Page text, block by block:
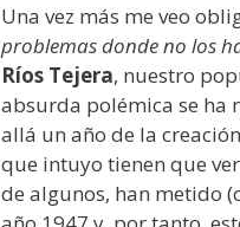
Una vez más me veo
problemas donde no los
Ríos Tejera, nuestro
absurda polémica se ha
allá un año de la
que intuyo tienen que
de algunos, han metido